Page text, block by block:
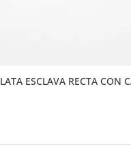
ESCLAVA RECTA CON